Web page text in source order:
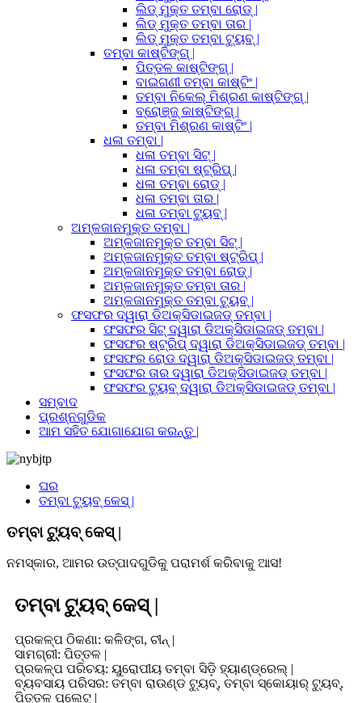
ଲିଡ୍ ମୁକ୍ତ ତମ୍ବା ରୋଡ୍ |
ଲିଡ୍ ମୁକ୍ତ ତମ୍ବା ତାର |
ଲିଡ୍ ମୁକ୍ତ ତମ୍ବା ଟ୍ୟୁବ୍ |
ତମ୍ବା କାଷ୍ଟିଙ୍ଗ୍ |
ପିତ୍ତଳ କାଷ୍ଟିଙ୍ଗ୍ |
ବାଇଗଣୀ ତମ୍ବା କାଷ୍ଟିଂ |
ତମ୍ବା ନିକେଲ୍ ମିଶ୍ରଣ କାଷ୍ଟିଙ୍ଗ୍ |
ବ୍ରୋଞ୍ଜ୍ କାଷ୍ଟିଙ୍ଗ୍ |
ତମ୍ବା ମିଶ୍ରଣ କାଷ୍ଟିଂ |
ଧଳା ତମ୍ବା |
ଧଳା ତମ୍ବା ସିଟ୍ |
ଧଳା ତମ୍ବା ଷ୍ଟ୍ରିପ୍ |
ଧଳା ତମ୍ବା ରୋଡ୍ |
ଧଳା ତମ୍ବା ତାର |
ଧଳା ତମ୍ବା ଟ୍ୟୁବ୍ |
ଅମ୍ଳଜାନମୁକ୍ତ ତମ୍ବା |
ଅମ୍ଳଜାନମୁକ୍ତ ତମ୍ବା ସିଟ୍ |
ଅମ୍ଳଜାନମୁକ୍ତ ତମ୍ବା ଷ୍ଟ୍ରିପ୍ |
ଅମ୍ଳଜାନମୁକ୍ତ ତମ୍ବା ରୋଡ୍ |
ଅମ୍ଳଜାନମୁକ୍ତ ତମ୍ବା ତାର |
ଅମ୍ଳଜାନମୁକ୍ତ ତମ୍ବା ଟ୍ୟୁବ୍ |
ଫସଫର ଦ୍ୱାରା ଡିଅକ୍ସିଡାଇଜଡ୍ ତମ୍ବା |
ଫସଫର ସିଟ୍ ଦ୍ୱାରା ଡିଅକ୍ସିଡାଇଜଡ୍ ତମ୍ବା |
ଫସଫର ଷ୍ଟ୍ରିପ୍ ଦ୍ୱାରା ଡିଅକ୍ସିଡାଇଜଡ୍ ତମ୍ବା |
ଫସଫର ରୋଡ ଦ୍ୱାରା ଡିଅକ୍ସିଡାଇଜଡ୍ ତମ୍ବା |
ଫସଫର ତାର ଦ୍ୱାରା ଡିଅକ୍ସିଡାଇଜଡ୍ ତମ୍ବା |
ଫସଫର ଟ୍ୟୁବ୍ ଦ୍ୱାରା ଡିଅକ୍ସିଡାଇଜଡ୍ ତମ୍ବା |
ସମ୍ବାଦ
ପ୍ରଶ୍ନଗୁଡିକ
ଆମ ସହିତ ଯୋଗାଯୋଗ କରନ୍ତୁ |
ଘର
ତମ୍ବା ଟ୍ୟୁବ୍ କେସ୍ |
ତମ୍ବା ଟ୍ୟୁବ୍ କେସ୍ |
ନମସ୍କାର, ଆମର ଉତ୍ପାଦଗୁଡିକୁ ପରାମର୍ଶ କରିବାକୁ ଆସ!
ତମ୍ବା ଟ୍ୟୁବ୍ କେସ୍ |
ପ୍ରକଳ୍ପ ଠିକଣା: କଳିଙ୍ଗ, ଚୀନ୍ |
ସାମଗ୍ରୀ: ପିତ୍ତଳ |
ପ୍ରକଳ୍ପ ପରିଚୟ: ୟୁରୋପୀୟ ତମ୍ବା ସିଡ଼ି ହ୍ୟାଣ୍ଡ୍ରେଲ୍ |
ବ୍ୟବସାୟ ପରିସର: ତମ୍ବା ରାଉଣ୍ଡ ଟ୍ୟୁବ୍, ତମ୍ବା ସ୍କୋୟାର୍ ଟ୍ୟୁବ୍,
ପିତ୍ତଳ ପ୍ଲେଟ୍ |